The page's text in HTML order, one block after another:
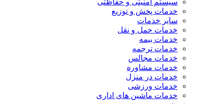
سیستم امنیتی و حفاظتی
خدمات پخش و توزیع
سایر خدمات
خدمات حمل و نقل
خدمات بیمه
خدمات ترجمه
خدمات مجالس
خدمات مشاوره
خدمات در منزل
خدمات ورزشی
خدمات ماشین های اداری